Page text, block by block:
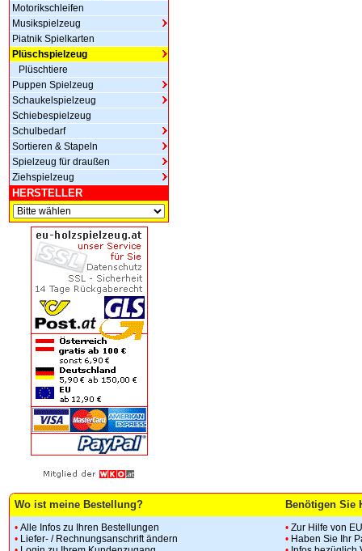
Motorikschleifen
Musikspielzeug
Piatnik Spielkarten
Plüschspielzeug
Plüschtiere
Puppen Spielzeug
Schaukelspielzeug
Schiebespielzeug
Schulbedarf
Sortieren & Stapeln
Spielzeug für draußen
Ziehspielzeug
HERSTELLER
Wo ist meine Bestellung? Benötigen Sie
• Alle Infos zu Ihren Bestellungen
• Liefer- / Rechnungsanschrift ändern
• Zur Hilfe von
• Haben Sie Ihr